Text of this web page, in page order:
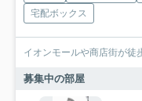
宅配ボックス
イオンモールや商店街が徒
募集中の部屋